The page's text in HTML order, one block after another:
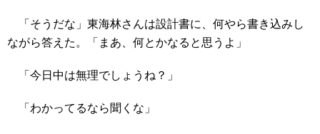
「そうだな」東海林さんは設計書に、何やら書き込みし
ながら答えた。「まあ、何とかなると思うよ」
「今日中は無理でしょうね？」
「わかってるなら聞くな」